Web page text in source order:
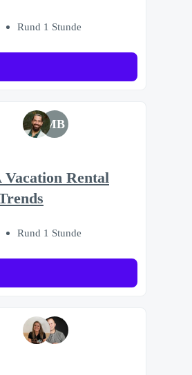
Rund 1 Stunde
MB
Vacation Rental
Rund 1 Stunde